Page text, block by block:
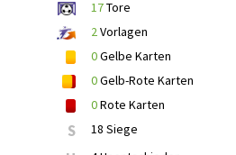
17Tore
2Vorlagen
0Gelbe Karten
0Gelb-Rote Karten
0Rote Karten
S 18 Siege